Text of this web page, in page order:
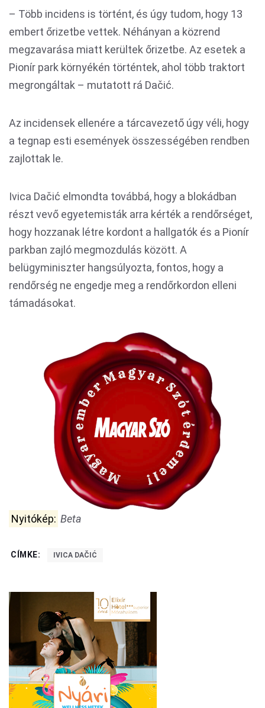
– Több incidens is történt, és úgy tudom, hogy 13
embert őrizetbe vettek. Néhányan a közrend
megzavarása miatt kerültek őrizetbe. Az esetek a
Pionír park környékén történtek, ahol több traktort
megrongáltak – mutatott rá Dačić.
Az incidensek ellenére a tárcavezető úgy véli, hogy
a tegnap esti események összességében rendben
zajlottak le.
Ivica Dačić elmondta továbbá, hogy a blokádban
részt vevő egyetemisták arra kérték a rendőrséget,
hogy hozzanak létre kordont a hallgatók és a Pionír
parkban zajló megmozdulás között. A
belügyminiszter hangsúlyozta, fontos, hogy a
rendőrség ne engedje meg a rendőrkordon elleni
támadásokat.
Nyitókép: Beta
CÍMKE: IVICA DAČIĆ